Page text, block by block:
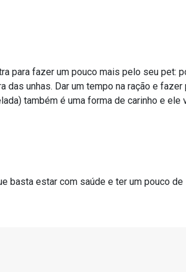
para fazer um pouco mais pelo seu pet:
das unhas. Dar um tempo na ração e fazer
também é uma forma de carinho e ele
basta estar com saúde e ter um pouco de